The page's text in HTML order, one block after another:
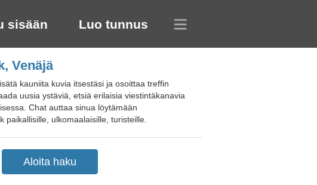
sisään Luo tunnus
Venäjä
kauniita kuvia itsestäsi ja osoittaa treffin
uusia ystäviä, etsiä erilaisia viestintäkanavia
Chat auttaa sinua löytämään
ulkomaalaisille, turisteille.